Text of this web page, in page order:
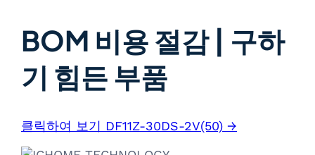
BOM 비용 절감 | 구하
기 힘든 부품
클릭하여 보기 DF11Z-30DS-2V(50) →